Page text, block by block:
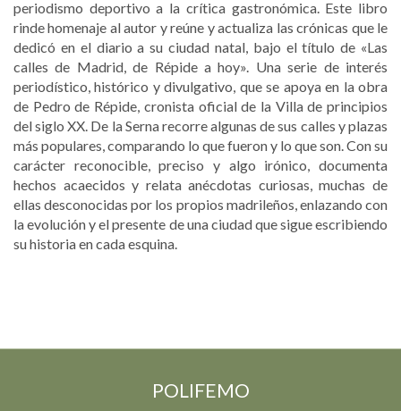
periodismo deportivo a la crítica gastronómica. Este libro
rinde homenaje al autor y reúne y actualiza las crónicas que le
dedicó en el diario a su ciudad natal, bajo el título de «Las
calles de Madrid, de Répide a hoy». Una serie de interés
periodístico, histórico y divulgativo, que se apoya en la obra
de Pedro de Répide, cronista oficial de la Villa de principios
del siglo XX. De la Serna recorre algunas de sus calles y plazas
más populares, comparando lo que fueron y lo que son. Con su
carácter reconocible, preciso y algo irónico, documenta
hechos acaecidos y relata anécdotas curiosas, muchas de
ellas desconocidas por los propios madrileños, enlazando con
la evolución y el presente de una ciudad que sigue escribiendo
su historia en cada esquina.
POLIFEMO